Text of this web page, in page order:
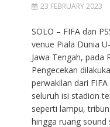
23 FEBRUARY 2023
SOLO – FIFA dan
venue Piala Dunia
Jawa Tengah, pada
Pengecekan
perwakilan dari
seluruh isi stadion
seperti lampu,
hingga ruang sound